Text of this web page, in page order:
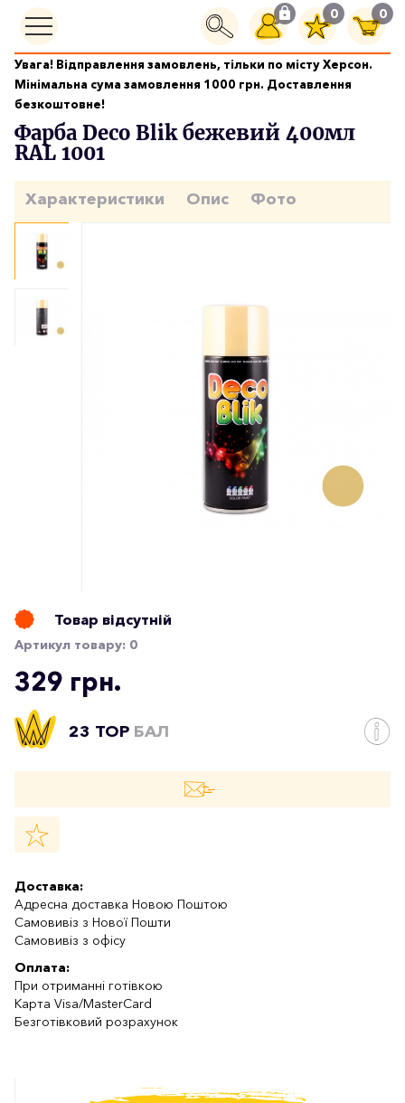
0 0
Увага! Відправлення замовлень, тільки по місту Херсон.
Мінімальна сума замовлення 1000 грн. Доставлення
безкоштовне!
Фарби аерозольні
Фарба Deco Blik бежевий 400мл RAL 1001
Фарба Deco Blik бежевий 400мл
RAL 1001
Характеристики Опис Фото
Товар відсутній
Артикул товару: 0
329 грн.
23 TOP БАЛ
Доставка:
Адресна доставка Новою Поштою
Самовивіз з Нової Пошти
Самовивіз з офісу
Оплата:
При отриманні готівкою
Карта Visa/MasterCard
Безготівковий розрахунок